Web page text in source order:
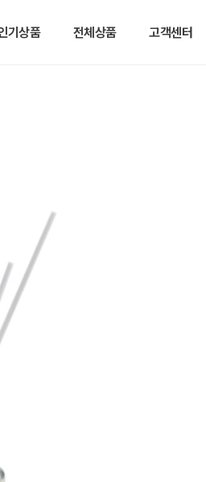
기상품 전체상품 고객센터